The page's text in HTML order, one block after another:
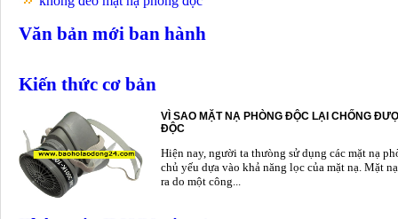
Văn bản mới ban hành
Kiến thức cơ bản
VÌ SAO MẶT NẠ PHÒNG ĐỘC LẠI CHỐNG
ĐỘC
Hiện nay, người ta thưòng sử dụng các mặt nạ
chủ yếu dựa vào khả năng lọc của mặt nạ. Mặt
ra do một công...